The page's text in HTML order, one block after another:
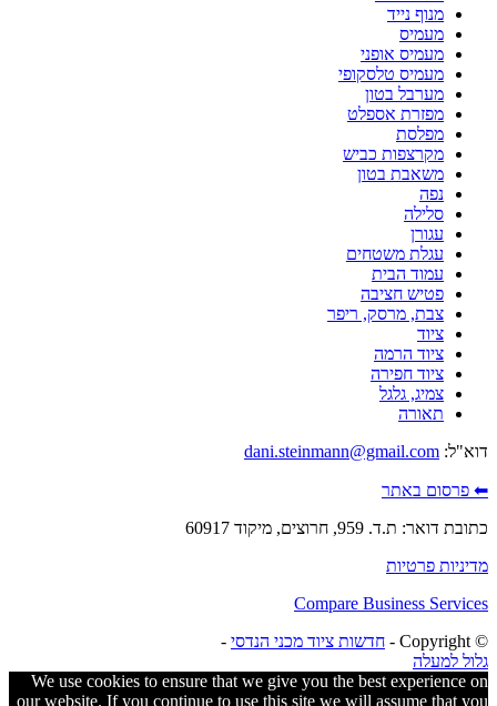
מנוף נייד
מעמיס
מעמיס אופני
מעמיס טלסקופי
מערבל בטון
מפזרת אספלט
מפלסת
מקרצפות כביש
משאבת בטון
נפה
סלילה
עגורן
עגלת משטחים
עמוד הבית
פטיש חציבה
צבת, מרסק, ריפר
ציוד
ציוד הרמה
ציוד חפירה
צמיג, גלגל
תאורה
דוא"ל: dani.steinmann@gmail.com
⬅ פרסום באתר
כתובת דואר: ת.ד. 959, חרוצים, מיקוד 60917
מדיניות פרטיות
Compare Business Services
© ‫Copyright -
חדשות ציוד מכני הנדסי -
גלול למעלה
We use cookies to ensure that we give you the best experience on
our website. If you continue to use this site we will assume that you